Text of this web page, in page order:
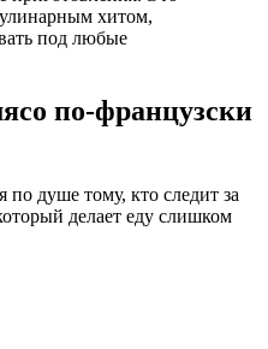
хитом,
под любые
по-французски
по душе тому, кто следит за
делает еду слишком